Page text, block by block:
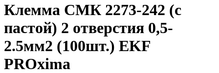
Клемма СМК 2273-242 (с
пастой) 2 отверстия 0,5-
2.5мм2 (100шт.) EKF
PROxima